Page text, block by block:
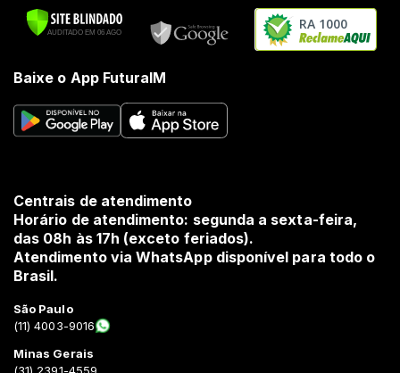
RA 1000
Baixe o App FuturaIM
Centrais de atendimento
Horário de atendimento: segunda a sexta-feira,
das 08h às 17h (exceto feriados).
Atendimento via WhatsApp disponível para todo o
Brasil.
São Paulo
(11) 4003-9016
Minas Gerais